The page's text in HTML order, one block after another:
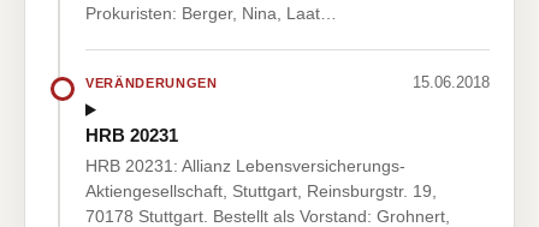
Prokuristen: Berger, Nina, Laat…
VERÄNDERUNGEN 15.06.2018
HRB 20231
HRB 20231: Allianz Lebensversicherungs-
Aktiengesellschaft, Stuttgart, Reinsburgstr. 19,
70178 Stuttgart. Bestellt als Vorstand: Grohnert,